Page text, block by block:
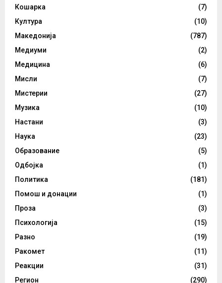
Кошарка
(7)
Култура
(10)
Македонија
(787)
Медиуми
(2)
Медицина
(6)
Мисли
(7)
Мистерии
(27)
Музика
(10)
Настани
(3)
Наука
(23)
Образование
(5)
Одбојка
(1)
Политика
(181)
Помош и донации
(1)
Проза
(3)
Психологија
(15)
Разно
(19)
Ракомет
(11)
Реакции
(31)
Регион
(290)